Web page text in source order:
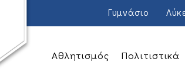
Γυμνάσιο
Αθλητισμός Πολιτιστικά